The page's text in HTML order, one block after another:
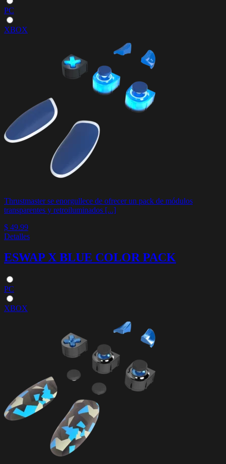
PC
XBOX
Thrustmaster se enorgullece de ofrecer un pack de módulos
transparentes y retroiluminados [...]
$ 49.99
Detalles
ESWAP X BLUE COLOR PACK
PC
XBOX